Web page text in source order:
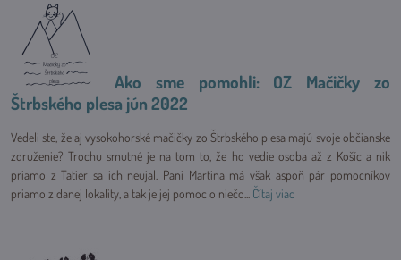
Ako sme pomohli: OZ Mačičky zo
Štrbského plesa jún 2022
Vedeli ste, že aj vysokohorské mačičky zo Štrbského plesa majú svoje občianske
združenie? Trochu smutné je na tom to, že ho vedie osoba až z Košíc a nik
priamo z Tatier sa ich neujal. Pani Martina má však aspoň pár pomocníkov
priamo z danej lokality, a tak je jej pomoc o niečo... Čítaj viac